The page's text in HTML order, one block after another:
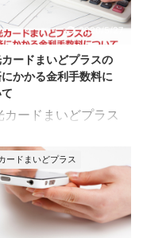
2020/5/27
ードまいどプラスの
かかる金利手数料に
カードまいどプラス
ついて、ご紹介して
ます。 カードの利用
を見ていると、なぜ
金利手数料になって
のか疑問に感じるこ
ードまいどプラス